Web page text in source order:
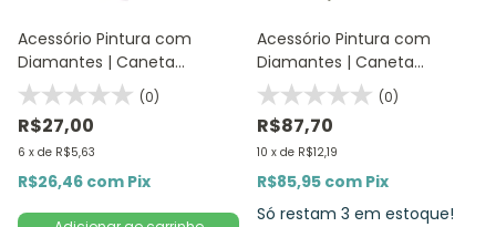
Acessório Pintura com
Diamantes | Caneta
Formato Batom ROSA |
Diamond Painting 5D DIY
(0)
R$27,00
6 x de R$5,63
R$26,46 com Pix
Acessório Pintura com
Diamantes | Caneta
Luminosa de Resina Verde |
Diamond Painting 5D DIY
(0)
R$87,70
10 x de R$12,19
R$85,95 com Pix
Só restam 3 em estoque!